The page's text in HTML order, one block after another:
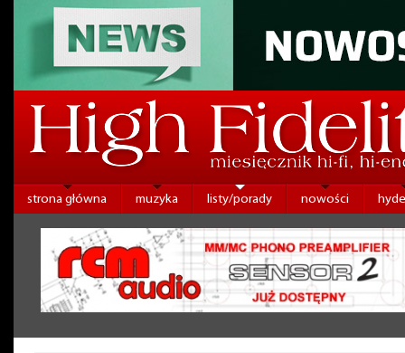
strona główna muzyka listy/porady nowości